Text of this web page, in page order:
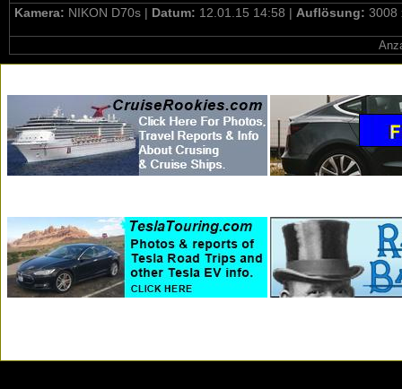
Kamera: NIKON D70s | Datum: 12.01.15 14:58 | Auflösung: 3008